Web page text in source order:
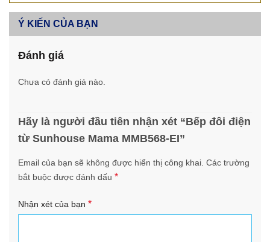
Ý KIẾN CỦA BẠN
Đánh giá
Chưa có đánh giá nào.
Hãy là người đầu tiên nhận xét “Bếp đôi điện
từ Sunhouse Mama MMB568-EI”
Email của bạn sẽ không được hiển thị công khai. Các trường
bắt buộc được đánh dấu *
Nhận xét của bạn *